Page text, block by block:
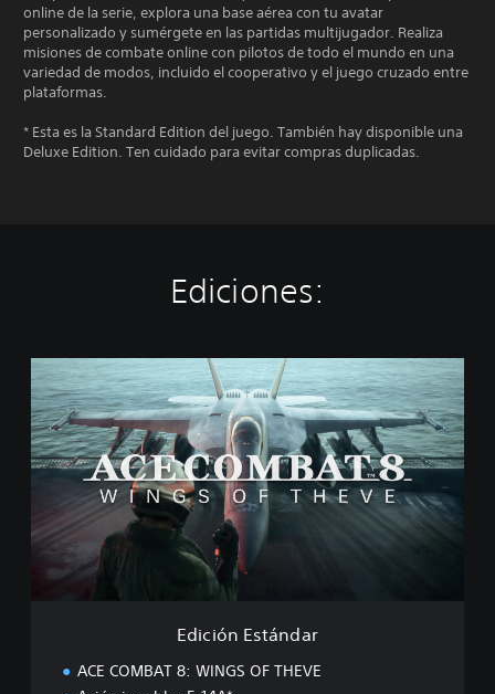
online de la serie, explora una base aérea con tu avatar
personalizado y sumérgete en las partidas multijugador. Realiza
misiones de combate online con pilotos de todo el mundo en una
variedad de modos, incluido el cooperativo y el juego cruzado entre
plataformas.
* Esta es la Standard Edition del juego. También hay disponible una
Deluxe Edition. Ten cuidado para evitar compras duplicadas.
Ediciones:
d
i
c
i
ó
s
n
Edición Estándar
ACE COMBAT 8: WINGS OF THEVE